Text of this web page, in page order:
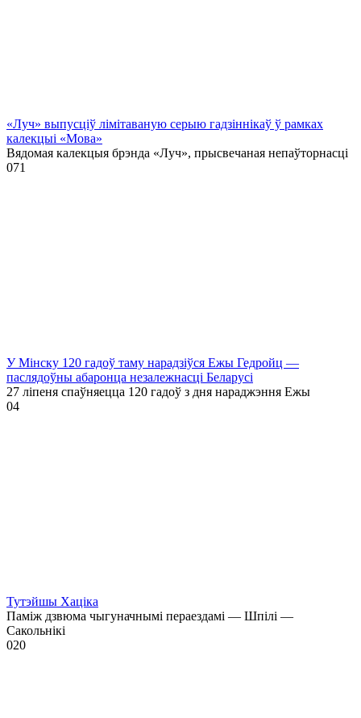
«Луч» выпусціў лiмiтаваную серыю гадзіннікаў ў рамках
калекцыі «Мова»
Вядомая калекцыя брэнда «Луч», прысвечаная непаўторнасці
071
У Мінску 120 гадоў таму нарадзіўся Ежы Гедройц —
паслядоўны абаронца незалежнасці Беларусі
27 ліпеня спаўняецца 120 гадоў з дня нараджэння Ежы
04
Тутэйшы Хаціка
Паміж дзвюма чыгуначнымі пераездамі — Шпілі —
Сакольнікі
020